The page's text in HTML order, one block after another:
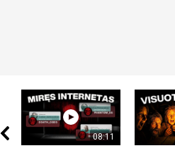
08:11